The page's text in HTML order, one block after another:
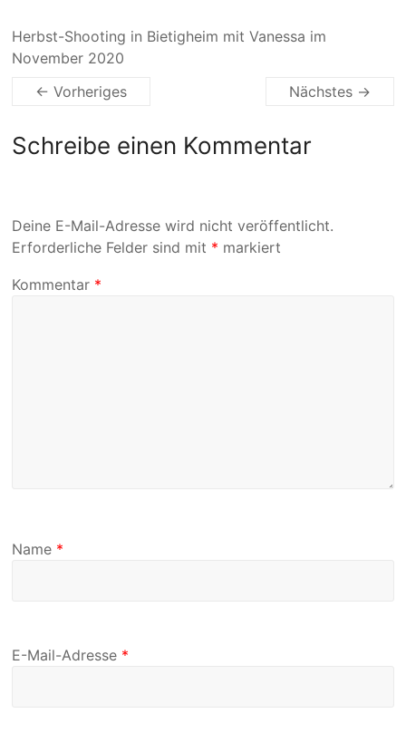
Herbst-Shooting in Bietigheim mit Vanessa im
November 2020
← Vorheriges
Nächstes →
Schreibe einen Kommentar
Deine E-Mail-Adresse wird nicht veröffentlicht.
Erforderliche Felder sind mit * markiert
Kommentar *
Name *
E-Mail-Adresse *